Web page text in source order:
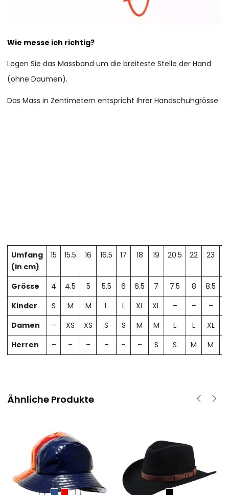
Wie messe ich richtig?
Legen Sie das Massband um die breiteste Stelle der Hand
(ohne Daumen).
Das Mass in Zentimetern entspricht Ihrer Handschuhgrösse.
Umfang
(in cm)
15 15.5 16 16.5 17 18 19 20.5 22 23
Grösse 4 4.5 5 5.5 6 6.5 7 7.5 8 8.5
Kinder
S M M L L XL XL – – –
Damen
– XS XS S S M M L L XL
Herren
– – – – – – S S M M
Ähnliche Produkte